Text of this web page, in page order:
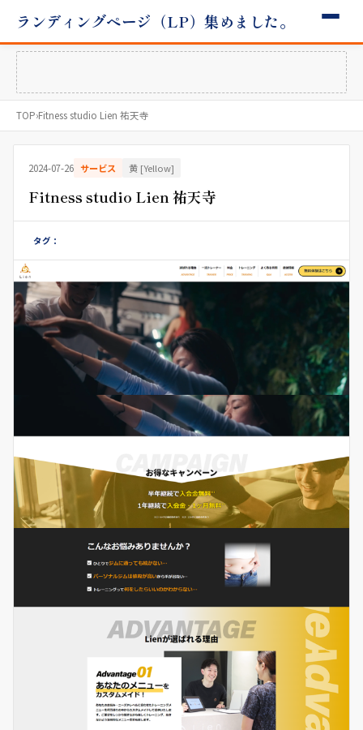
ランディングページ（LP）集めました。
TOP›Fitness studio Lien 祐天寺
2024-07-26 サービス 黄 [Yellow]
Fitness studio Lien 祐天寺
タグ：